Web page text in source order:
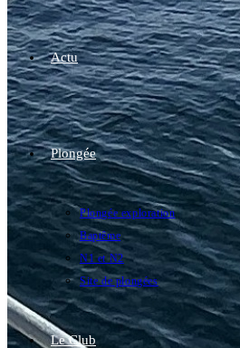
Actu
Plongée
Plongée exploration
Baptême
N1 et N2
Site de plongées
Le Club